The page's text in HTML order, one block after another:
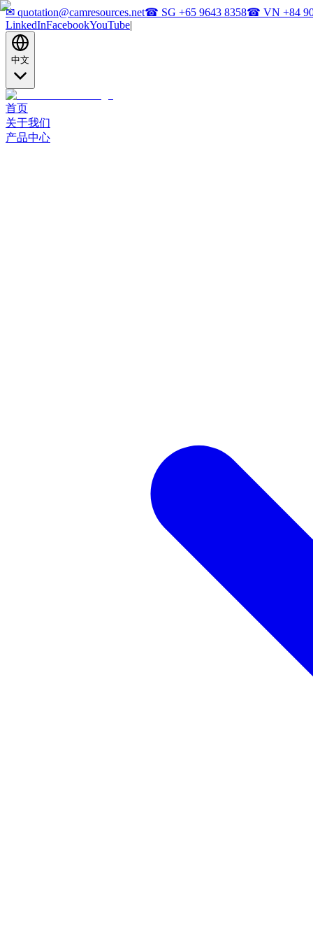
✉ quotation@camresources.net☎ SG +65 9643 8358☎ VN +84
LinkedInFacebookYouTube|
中文
首页
关于我们
产品中心